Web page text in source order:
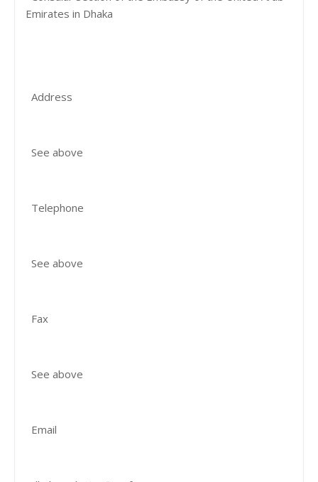
Emirates in Dhaka
Address
See above
Telephone
See above
Fax
See above
Email